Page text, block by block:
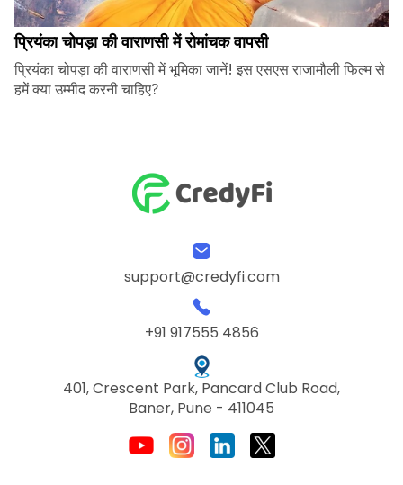
प्रियंका चोपड़ा की वाराणसी में रोमांचक वापसी
प्रियंका चोपड़ा की वाराणसी में भूमिका जानें! इस एसएस राजामौली फिल्म से
हमें क्या उम्मीद करनी चाहिए?
support@credyfi.com
+91 917555 4856
401, Crescent Park, Pancard Club Road,
Baner, Pune - 411045